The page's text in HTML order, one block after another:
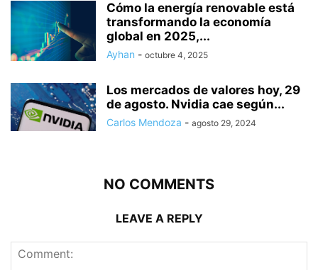
Cómo la energía renovable está
transformando la economía
global en 2025,...
Ayhan - octubre 4, 2025
Los mercados de valores hoy, 29
de agosto. Nvidia cae según...
Carlos Mendoza - agosto 29, 2024
NO COMMENTS
LEAVE A REPLY